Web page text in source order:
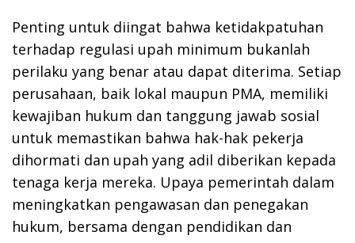
Penting untuk diingat bahwa ketidakpatuhan
terhadap regulasi upah minimum bukanlah
perilaku yang benar atau dapat diterima. Setiap
perusahaan, baik lokal maupun PMA, memiliki
kewajiban hukum dan tanggung jawab sosial
untuk memastikan bahwa hak-hak pekerja
dihormati dan upah yang adil diberikan kepada
tenaga kerja mereka. Upaya pemerintah dalam
meningkatkan pengawasan dan penegakan
hukum, bersama dengan pendidikan dan